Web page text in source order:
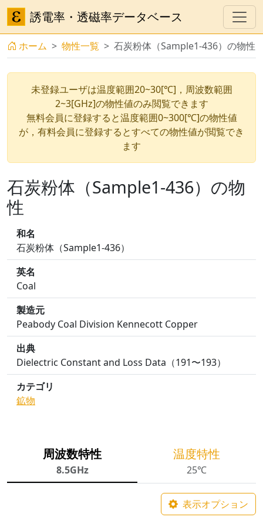
誘電率・透磁率データベース
ホーム 物性一覧 石炭粉体（Sample1-436）の物性
未登録ユーザは温度範囲20~30[℃]，周波数範囲
2~3[GHz]の物性値のみ閲覧できます
無料会員に登録すると温度範囲0~300[℃]の物性値
が，有料会員に登録するとすべての物性値が閲覧でき
ます
石炭粉体（Sample1-436）の物
性
和名
石炭粉体（Sample1-436）
英名
Coal
製造元
Peabody Coal Division Kennecott Copper
出典
Dielectric Constant and Loss Data（191〜193）
カテゴリ
鉱物
周波数特性
8.5GHz
温度特性
25℃
表示オプション